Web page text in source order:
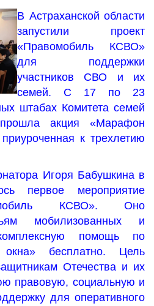
В Астраханской области
запустили проект
«Правомобиль КСВО»
для поддержки
участников СВО и их
семей. С 17 по 23
штабах Комитета семей
акция «Марафон
к трехлетию
Игоря Бабушкина в
первое мероприятие
КСВО». Оно
мобилизованных и
помощь по
окна» бесплатно. Цель
Отечества и их
правовую, социальную и
для оперативного